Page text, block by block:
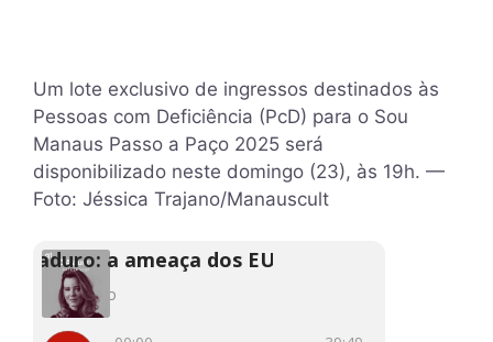
Um lote exclusivo de ingressos destinados às
Pessoas com Deficiência (PcD) para o Sou
Manaus Passo a Paço 2025 será
disponibilizado neste domingo (23), às 19h. —
Foto: Jéssica Trajano/Manauscult